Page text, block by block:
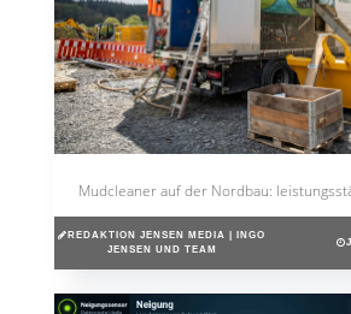
Mudcleaner auf der Nordbau:
REDAKTION JENSEN MEDIA | INGO
JENSEN UND TEAM